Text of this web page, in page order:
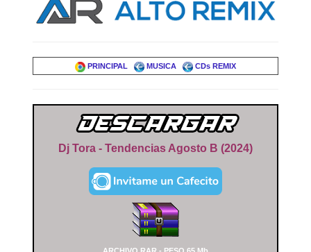
PRINCIPAL MUSICA CDs REMIX
Dj Tora - Tendencias Agosto B (2024)